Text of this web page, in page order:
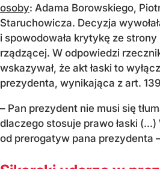
osoby: Adama Borowskiego,
Staruchowicza. Decyzja
i spowodowała krytykę ze
rządzącej. W odpowiedzi
wskazywał, że akt łaski to
prezydenta, wynikająca z art.
– Pan prezydent nie musi się
dlaczego stosuje prawo łaski
od prerogatyw pana prezydenta